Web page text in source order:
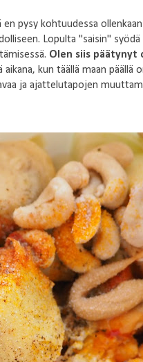
pysy kohtuudessa
Lopulta "saisin"
Olen siis päätynyt
kun täällä maan päällä
ja ajattelutapojen